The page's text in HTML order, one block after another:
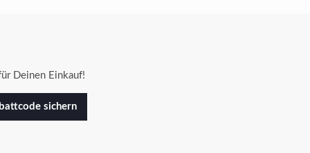
Deinen Einkauf!
sichern